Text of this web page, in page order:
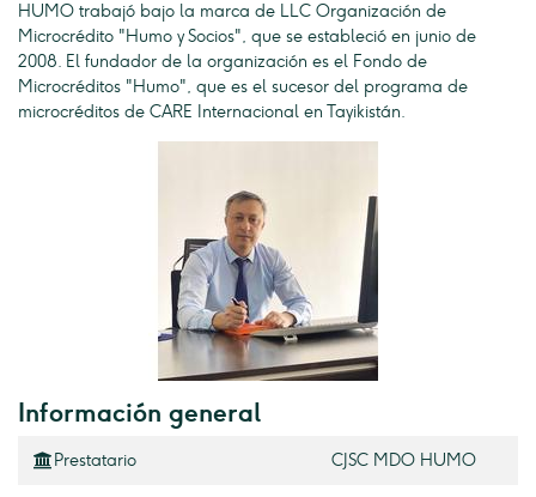
HUMO trabajó bajo la marca de LLC Organización de
Microcrédito "Humo y Socios", que se estableció en junio de
2008. El fundador de la organización es el Fondo de
Microcréditos "Humo", que es el sucesor del programa de
microcréditos de CARE Internacional en Tayikistán.
Información general
Prestatario CJSC MDO HUMO